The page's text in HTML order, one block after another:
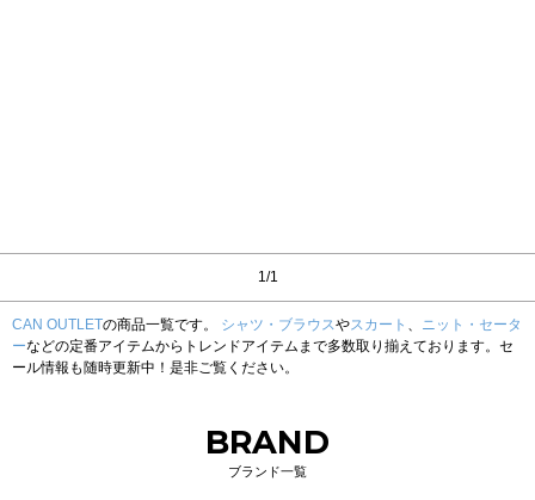
1/1
CAN OUTLETの商品一覧です。 シャツ・ブラウスやスカート 、 ニット・セータ
ーなどの定番アイテムからトレンドアイテムまで多数取り揃えております。セ
ール情報も随時更新中！是非ご覧ください。
BRAND
ブランド一覧